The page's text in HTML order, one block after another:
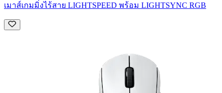
เมาส์เกมมิ่งไร้สาย LIGHTSPEED พร้อม LIGHTSYNC RGB